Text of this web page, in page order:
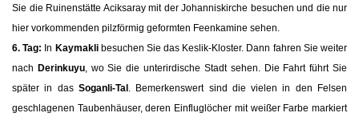
Sie die Ruinenstätte Aciksaray mit der Johanniskirche besuchen und die nur
hier vorkommenden pilzförmig geformten Feenkamine sehen.
6. Tag: In Kaymakli besuchen Sie das Keslik-Kloster. Dann fahren Sie weiter
nach Derinkuyu, wo Sie die unterirdische Stadt sehen. Die Fahrt führt Sie
später in das Soganli-Tal . Bemerkenswert sind die vielen in den Felsen
geschlagenen Taubenhäuser, deren Einfluglöcher mit weißer Farbe markiert